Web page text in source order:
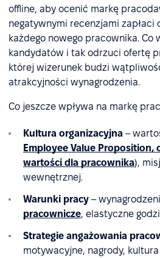
offline, aby ocenić markę
negatywnymi recenzjami zapłaci
każdego nowego pracownika. Co
kandydatów i tak odrzuci ofertę
której wizerunek budzi
atrakcyjności wynagrodzenia.
Co jeszcze wpływa na markę
Kultura organizacyjna –
Employee Value Proposition,
wartości dla pracownika),
wewnętrznej.
Warunki pracy –
pracownicze, elastyczne
Strategie angażowania
motywacyjne, nagrody,